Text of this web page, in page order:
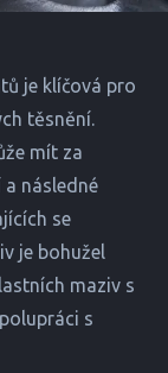
je klíčová pro
těsnění.
mít za
následné
se
je bohužel
maziv s
s